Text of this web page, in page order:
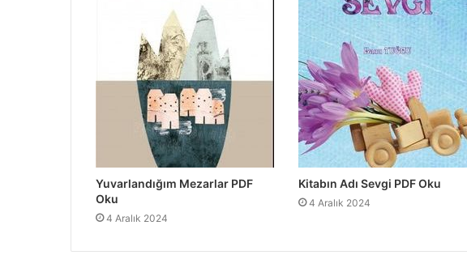
Yuvarlandığım Mezarlar PDF
Oku
4 Aralık 2024
Kitabın Adı Sevgi PDF Oku
4 Aralık 2024